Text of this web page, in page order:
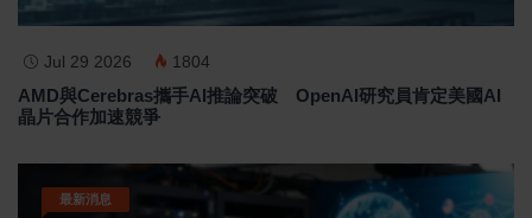
Jul 29 2026 1804
AMD與Cerebras攜手AI推論突破 OpenAI研究員肯定美國AI
晶片合作加速競爭
最新消息